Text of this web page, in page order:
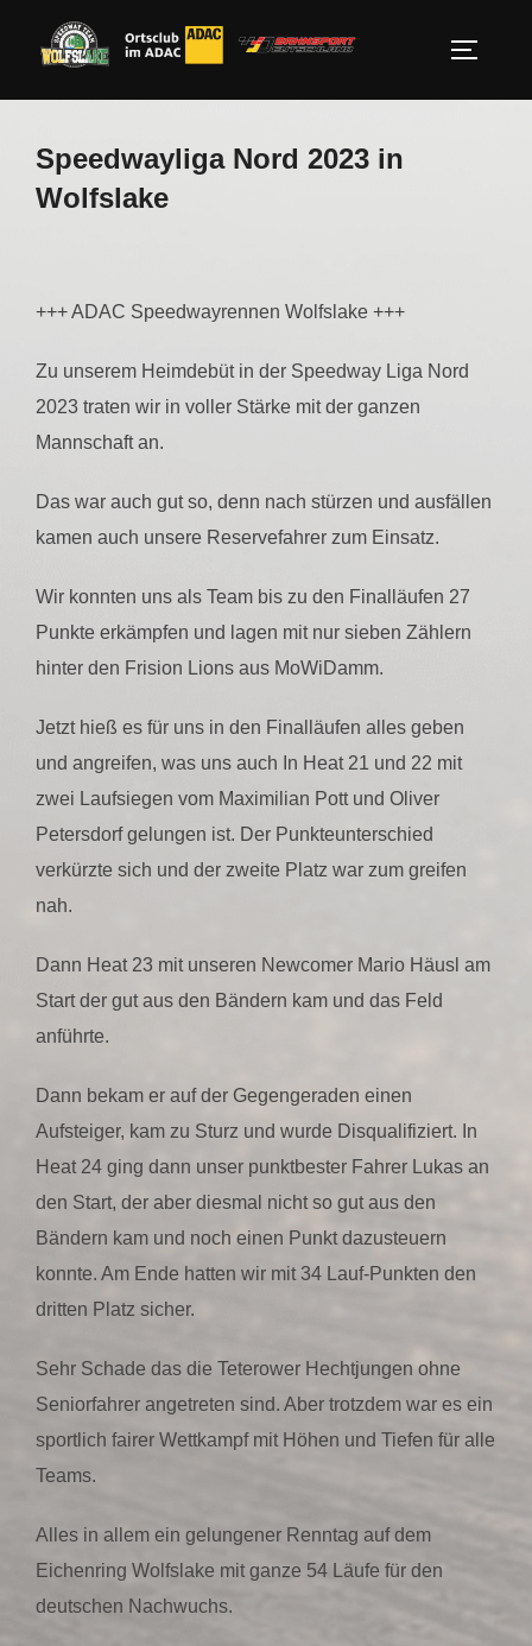
Inhalt
Speedwayliga Nord 2023 in
Wolfslake
+++ ADAC Speedwayrennen Wolfslake +++
Zu unserem Heimdebüt in der Speedway Liga Nord
2023 traten wir in voller Stärke mit der ganzen
Mannschaft an.
Das war auch gut so, denn nach stürzen und ausfällen
kamen auch unsere Reservefahrer zum Einsatz.
Wir konnten uns als Team bis zu den Finalläufen 27
Punkte erkämpfen und lagen mit nur sieben Zählern
hinter den Frision Lions aus MoWiDamm.
Jetzt hieß es für uns in den Finalläufen alles geben
und angreifen, was uns auch In Heat 21 und 22 mit
zwei Laufsiegen vom Maximilian Pott und Oliver
Petersdorf gelungen ist. Der Punkteunterschied
verkürzte sich und der zweite Platz war zum greifen
nah.
Dann Heat 23 mit unseren Newcomer Mario Häusl am
Start der gut aus den Bändern kam und das Feld
anführte.
Dann bekam er auf der Gegengeraden einen
Aufsteiger, kam zu Sturz und wurde Disqualifiziert. In
Heat 24 ging dann unser punktbester Fahrer Lukas an
den Start, der aber diesmal nicht so gut aus den
Bändern kam und noch einen Punkt dazusteuern
konnte. Am Ende hatten wir mit 34 Lauf-Punkten den
dritten Platz sicher.
Sehr Schade das die Teterower Hechtjungen ohne
Seniorfahrer angetreten sind. Aber trotzdem war es ein
sportlich fairer Wettkampf mit Höhen und Tiefen für alle
Teams.
Alles in allem ein gelungener Renntag auf dem
Eichenring Wolfslake mit ganze 54 Läufe für den
deutschen Nachwuchs.